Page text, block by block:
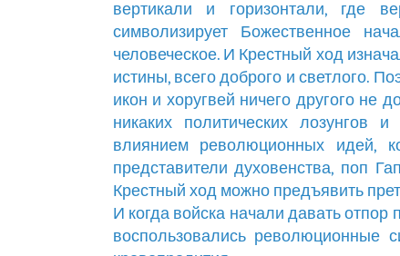
вертикали и горизонтали, где
символизирует Божественное
человеческое. И Крестный ход
истины, всего доброго и светлого.
икон и хоругвей ничего другого не
никаких политических
влиянием революционных идей,
представители духовенства, поп
Крестный ход можно предъявить
И когда войска начали давать отпор
воспользовались революционные